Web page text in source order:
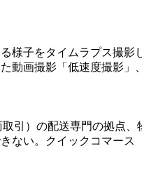
様子をタイムラプス撮
た動画撮影「低速度撮影
取引）の配送専門の拠点
ない。クイックコマー